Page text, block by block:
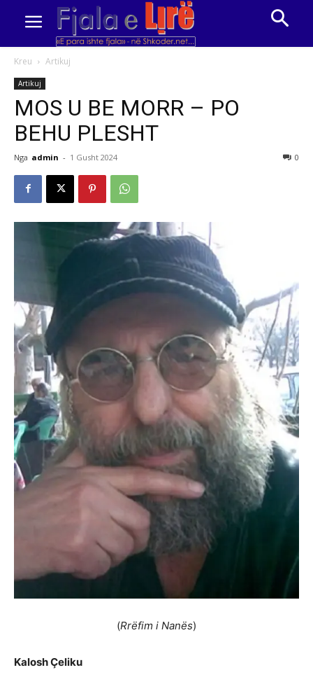
Kreu Artikuj
Artikuj
MOS U BE MORR – PO
BEHU PLESHT
Nga admin - 1 Gusht 2024 0
(Rrëfim i Nanës)
Kalosh Çeliku